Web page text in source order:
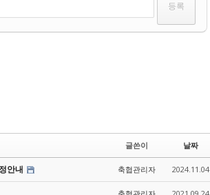
글쓴이 날짜
안내 축협관리자 2024.11.04